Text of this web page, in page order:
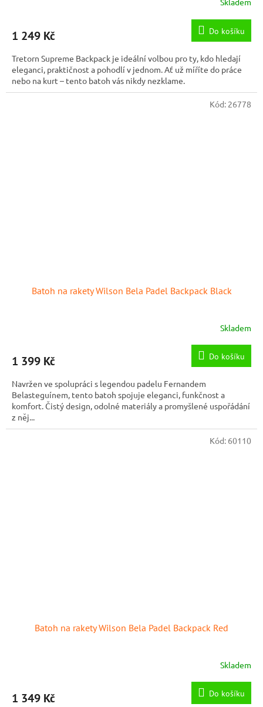
1 249 Kč Do košíku
Tretorn Supreme Backpack je ideální volbou pro ty, kdo hledají
eleganci, praktičnost a pohodlí v jednom. Ať už míříte do práce
nebo na kurt – tento batoh vás nikdy nezklame.
Batoh na rakety Wilson Bela Padel Backpack Black
Skladem
1 399 Kč Do košíku
Navržen ve spolupráci s legendou padelu Fernandem
Belasteguínem, tento batoh spojuje eleganci, funkčnost a
komfort. Čistý design, odolné materiály a promyšlené uspořádání
z něj...
Kód: 26778
Batoh na rakety Wilson Bela Padel Backpack Red
Skladem
1 349 Kč Do košíku
Kód: 60110